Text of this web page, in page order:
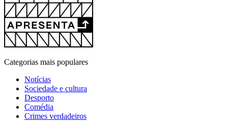
Categorias mais populares
Notícias
Sociedade e cultura
Desporto
Comédia
Crimes verdadeiros